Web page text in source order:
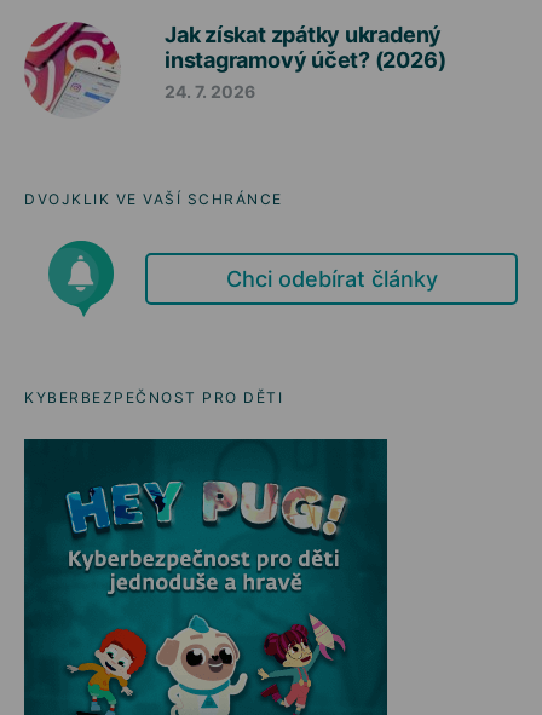
Jak získat zpátky ukradený
instagramový účet? (2026)
24. 7. 2026
DVOJKLIK VE VAŠÍ SCHRÁNCE
Chci odebírat články
KYBERBEZPEČNOST PRO DĚTI